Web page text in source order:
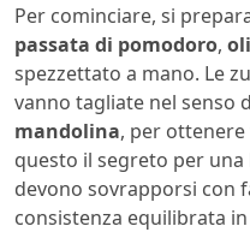
Per cominciare, si
passata di pomodoro,
spezzettato a mano. Le
vanno tagliate nel senso
mandolina, per
questo il segreto per
devono sovrapporsi con
consistenza equilibrata